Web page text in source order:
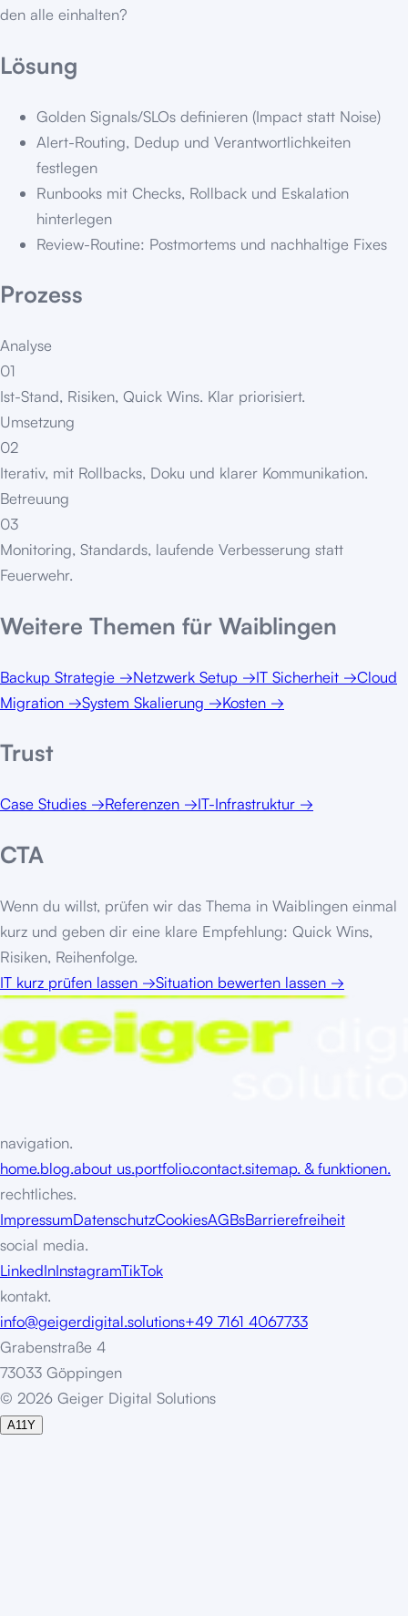
den alle einhalten?
Lösung
Golden Signals/SLOs definieren (Impact statt Noise)
Alert-Routing, Dedup und Verantwortlichkeiten
festlegen
Runbooks mit Checks, Rollback und Eskalation
hinterlegen
Review-Routine: Postmortems und nachhaltige Fixes
Prozess
Analyse
01
Ist-Stand, Risiken, Quick Wins. Klar priorisiert.
Umsetzung
02
Iterativ, mit Rollbacks, Doku und klarer Kommunikation.
Betreuung
03
Monitoring, Standards, laufende Verbesserung statt
Feuerwehr.
Weitere Themen für Waiblingen
Backup Strategie →Netzwerk Setup →IT Sicherheit →Cloud
Migration →System Skalierung →Kosten →
Trust
Case Studies →Referenzen →IT-Infrastruktur →
CTA
Wenn du willst, prüfen wir das Thema in Waiblingen einmal
kurz und geben dir eine klare Empfehlung: Quick Wins,
Risiken, Reihenfolge.
IT kurz prüfen lassen →Situation bewerten lassen →
navigation.
home.blog.about us.portfolio.contact.sitemap. & funktionen.
rechtliches.
ImpressumDatenschutzCookiesAGBsBarrierefreiheit
social media.
LinkedInInstagramTikTok
kontakt.
info@geigerdigital.solutions+49 7161 4067733
Grabenstraße 4
73033 Göppingen
© 2026 Geiger Digital Solutions
A11Y